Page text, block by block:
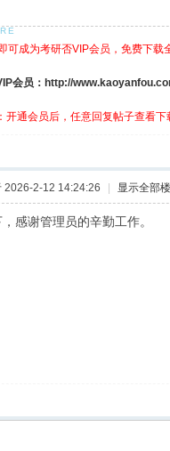
可成为考研否VIP会员，免费下载
会员：http://
开通会员后，任意回复帖子查看下
2026-2-12 14:24:26 显示全部
感谢管理员的辛勤工作。